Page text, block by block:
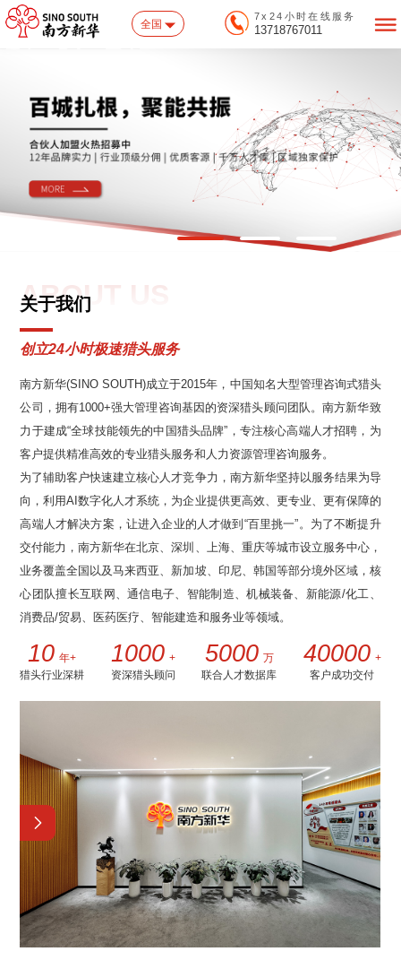
全国
7x24小时在线服务
13718767011
ABOUT US
关于我们
创立24小时极速猎头服务
南方新华(SINO SOUTH)成立于2015年，中国知名大型管理咨询式猎头
公司，拥有1000+强大管理咨询基因的资深猎头顾问团队。南方新华致
力于建成“全球技能领先的中国猎头品牌”，专注核心高端人才招聘，为
客户提供精准高效的专业猎头服务和人力资源管理咨询服务。
为了辅助客户快速建立核心人才竞争力，南方新华坚持以服务结果为导
向，利用AI数字化人才系统，为企业提供更高效、更专业、更有保障的
高端人才解决方案，让进入企业的人才做到“百里挑一”。为了不断提升
交付能力，南方新华在北京、深圳、上海、重庆等城市设立服务中心，
业务覆盖全国以及马来西亚、新加坡、印尼、韩国等部分境外区域，核
心团队擅长互联网、通信电子、智能制造、机械装备、新能源/化工、
消费品/贸易、医药医疗、智能建造和服务业等领域。
10 年+
猎头行业深耕
1000 +
资深猎头顾问
5000 万
联合人才数据库
40000 +
客户成功交付